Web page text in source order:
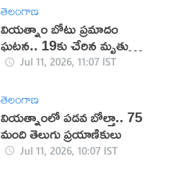
తెలంగాణ
వియత్నాం బోటు ప్రమాదం
ఘటన.. 19కు చేరిన మృతుల
సంఖ్యJul 11, 2026, 11:07 IST
తెలంగాణ
వియత్నాంలో పడవ బోల్తా.. 75
మంది తెలుగు ప్రయాణికులు
Jul 11, 2026, 10:07 IST